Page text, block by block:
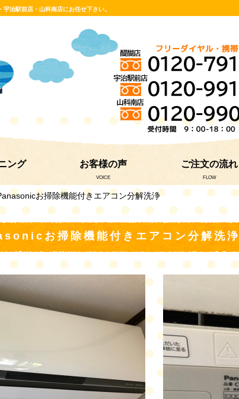
治駅前店・山科南店にお任せ下さい。
ング お客様の声
VOICE
ご注文の流れ
FLOW
お掃除機能付きエアコン分解洗浄
お掃除機能付きエアコン分解洗浄